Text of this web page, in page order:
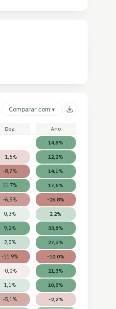
Comparar com ▾
Dez Ano
14,8%
-1,6% 12,2%
-8,7% 14,1%
11,7% 17,6%
-6,5% -26,8%
0,3% 2,2%
9,2% 33,8%
2,0% 27,5%
-11,9% -10,0%
-0,0% 21,3%
1,1% 10,5%
-5,1% -2,2%